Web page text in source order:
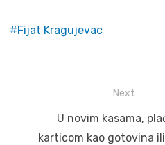
Fijat Kragujevac
Next
Next
post:
U novim kasama,
karticom kao gotovina